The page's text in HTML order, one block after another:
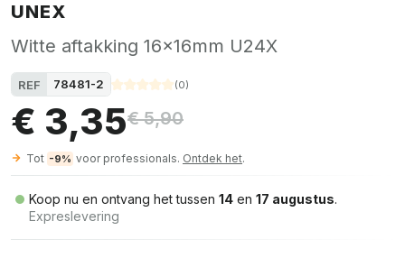
UNEX
Witte aftakking 16x16mm U24X
REF 78481-2 (0)
€ 3,35€ 5,90
Tot -9% voor professionals. Ontdek het.
Koop nu en ontvang het tussen 14 en 17 augustus.
Expreslevering